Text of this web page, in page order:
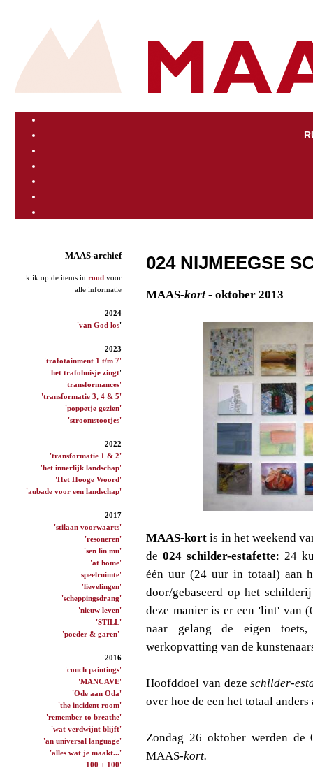
MAAS-archief
klik op de items in rood voor
alle informatie
2024
'van God los'
2023
'trafotainment 1 t/m 7'
'het trafohuisje zingt'
'transformances'
'transformatie 3, 4 & 5'
'poppetje gezien'
'stroomstootjes'
2022
'transformatie 1 & 2'
'het innerlijk landschap'
'Het Hooge Woord'
'aubade voor een landschap'
2017
'stilaan voorwaarts'
'resoneren'
'sen lin mu'
'at home'
'speelruimte'
'lievelingen'
'scheppingsdrang'
'nieuw leven'
'STILL'
'poeder & garen'
2016
'couch paintings'
'MANCAVE'
'Ode aan Oda'
'the incident room'
'remember to breathe'
'wat verdwijnt blijft'
'an universal language'
'alles wat je maakt...'
'100 + 100'
024 NIJMEEGSE
MAAS-kort - oktober 2013
MAAS-kortis in het weekend
de 024 schilder-estafette: 24
één uur (24 uur in totaal) aan
door/gebaseerd op het
deze manier is er een 'lint' van
naar gelang de eigen
werkopvatting van de
Hoofddoel van dezeschilder-
over hoe de een het totaal
Zondag 26 oktober werden
MAAS-kort.